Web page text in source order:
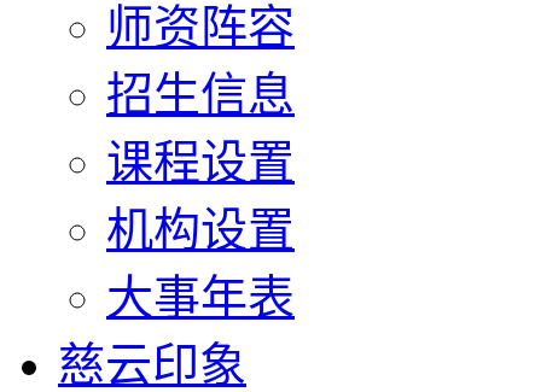
师资阵容
招生信息
课程设置
机构设置
大事年表
慈云印象